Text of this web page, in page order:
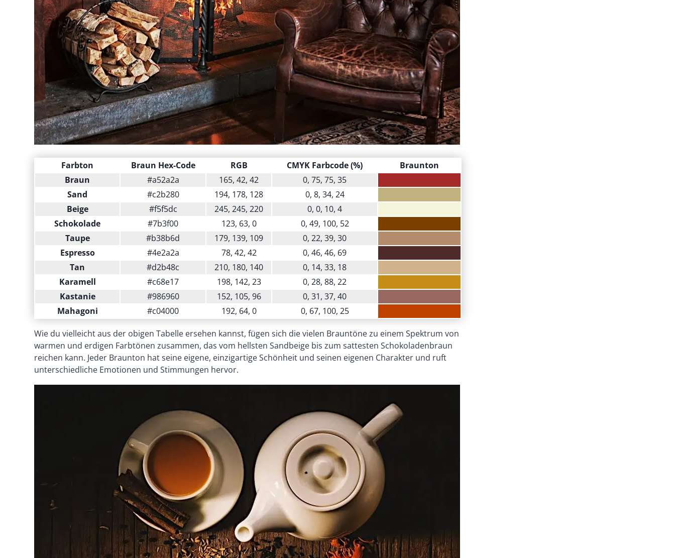
Farbton Braun Hex-Code RGB CMYK Farbcode (%)
Braunton
Braun
#a52a2a 165, 42, 42
0, 75, 75, 35
Sand
#c2b280 194, 178, 128
0, 8, 34, 24
Beige
#f5f5dc 245, 245, 220
0, 0, 10, 4
Schokolade
#7b3f00 123, 63, 0
0, 49, 100, 52
Taupe
#b38b6d 179, 139, 109
0, 22, 39, 30
Espresso
#4e2a2a 78, 42, 42
0, 46, 46, 69
Tan
#d2b48c 210, 180, 140
0, 14, 33, 18
Karamell
#c68e17 198, 142, 23
0, 28, 88, 22
Kastanie
#986960 152, 105, 96
0, 31, 37, 40
Mahagoni
#c04000 192, 64, 0 0, 67, 100, 25
Wie du vielleicht aus der obigen Tabelle ersehen kannst, fügen sich die vielen Brauntöne zu einem Spektrum von
warmen und erdigen Farbtönen zusammen, das vom hellsten Sandbeige bis zum sattesten Schokoladenbraun
reichen kann. Jeder Braunton hat seine eigene, einzigartige Schönheit und seinen eigenen Charakter und ruft
unterschiedliche Emotionen und Stimmungen hervor.